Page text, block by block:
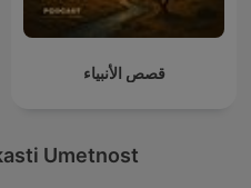
قصص الأنبياء
Umetnost